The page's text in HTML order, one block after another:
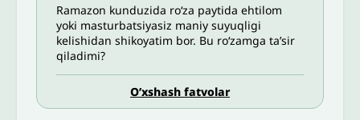
Ramazon kunduzida roʻza paytida ehtilom
yoki masturbatsiyasiz maniy suyuqligi
kelishidan shikoyatim bor. Bu ro‘zamga ta’sir
qiladimi?
O’xshash fatvolar